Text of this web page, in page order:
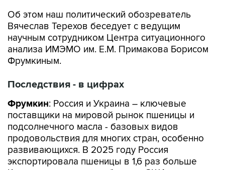
научным сотрудником Центра ситуационного
анализа ИМЭМО им. Е.М. Примакова Борисом
Фрумкиным.
Последствия - в цифрах
Фрумкин: Россия и Украина – ключевые
подсолнечного масла - базовых видов
продовольствия для многих стран, особенно
развивающихся. В 2025 году Россия
экспортировала пшеницы в 1,6 раз больше
Канады и почти вдвое больше США,
обеспечив 21% ее мирового экспорта.